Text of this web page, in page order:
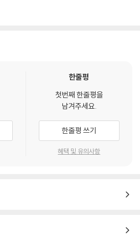
한줄평
첫번째 한줄평을
남겨주세요.
한줄평 쓰기
혜택 및 유의사항